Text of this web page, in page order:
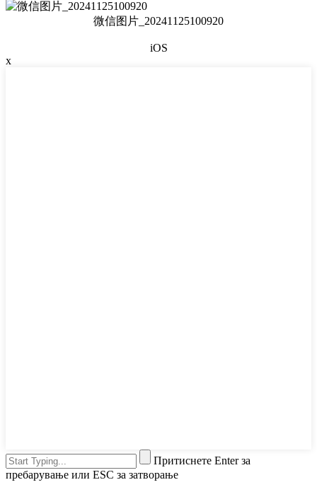
微信图片_20241125100920
iOS
x
Притиснете Enter за
пребарување или ESC за затворање